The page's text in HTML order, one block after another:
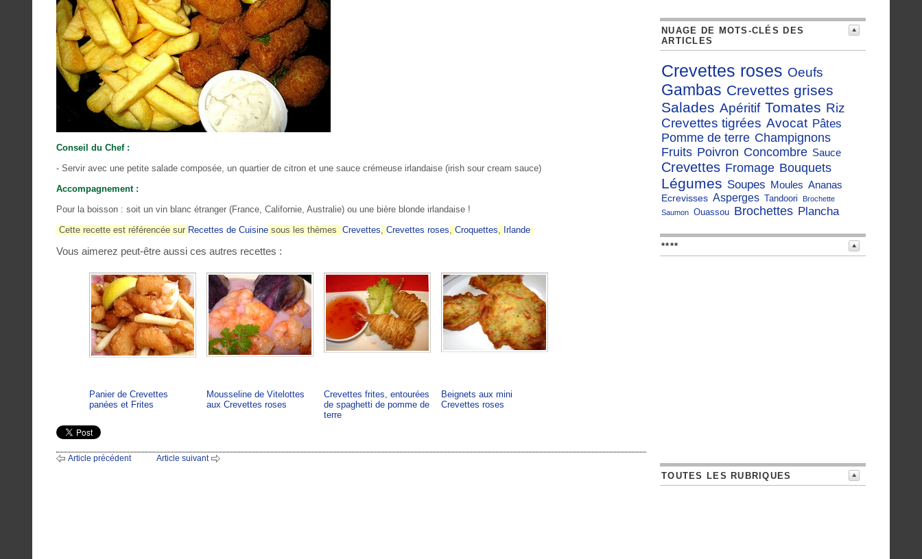
Conseil du Chef :
- Servir avec une petite salade composée, un quartier de citron et une sauce crémeuse irlandaise (irish sour cream sauce)
Accompagnement :
Pour la boisson : soit un vin blanc étranger (France, Californie, Australie) ou une bière blonde irlandaise !
Cette recette est référencée sur Recettes de Cuisine sous les thèmes Crevettes Crevettes roses Croquettes Irlande
Vous aimerez peut-être aussi ces autres recettes :
Panier de Crevettes
panées et Frites
Mousseline de Vitelottes
aux Crevettes roses
Crevettes frites, entourées
de spaghetti de pomme de
terre
Beignets aux mini
Crevettes roses
Article précédent Article suivant
NUAGE DE MOTS-CLÉS DES
ARTICLES
Crevettes roses Oeufs
Gambas Crevettes grises
Salades Apéritif Tomates Riz
Crevettes tigrées Avocat Pâtes
Pomme de terre Champignons
Fruits Poivron Concombre Sauce
Crevettes Fromage Bouquets
Légumes Soupes Moules Ananas
Ecrevisses Asperges Tandoori
Brochette
Saumon Ouassou Brochettes Plancha
****
TOUTES LES RUBRIQUES